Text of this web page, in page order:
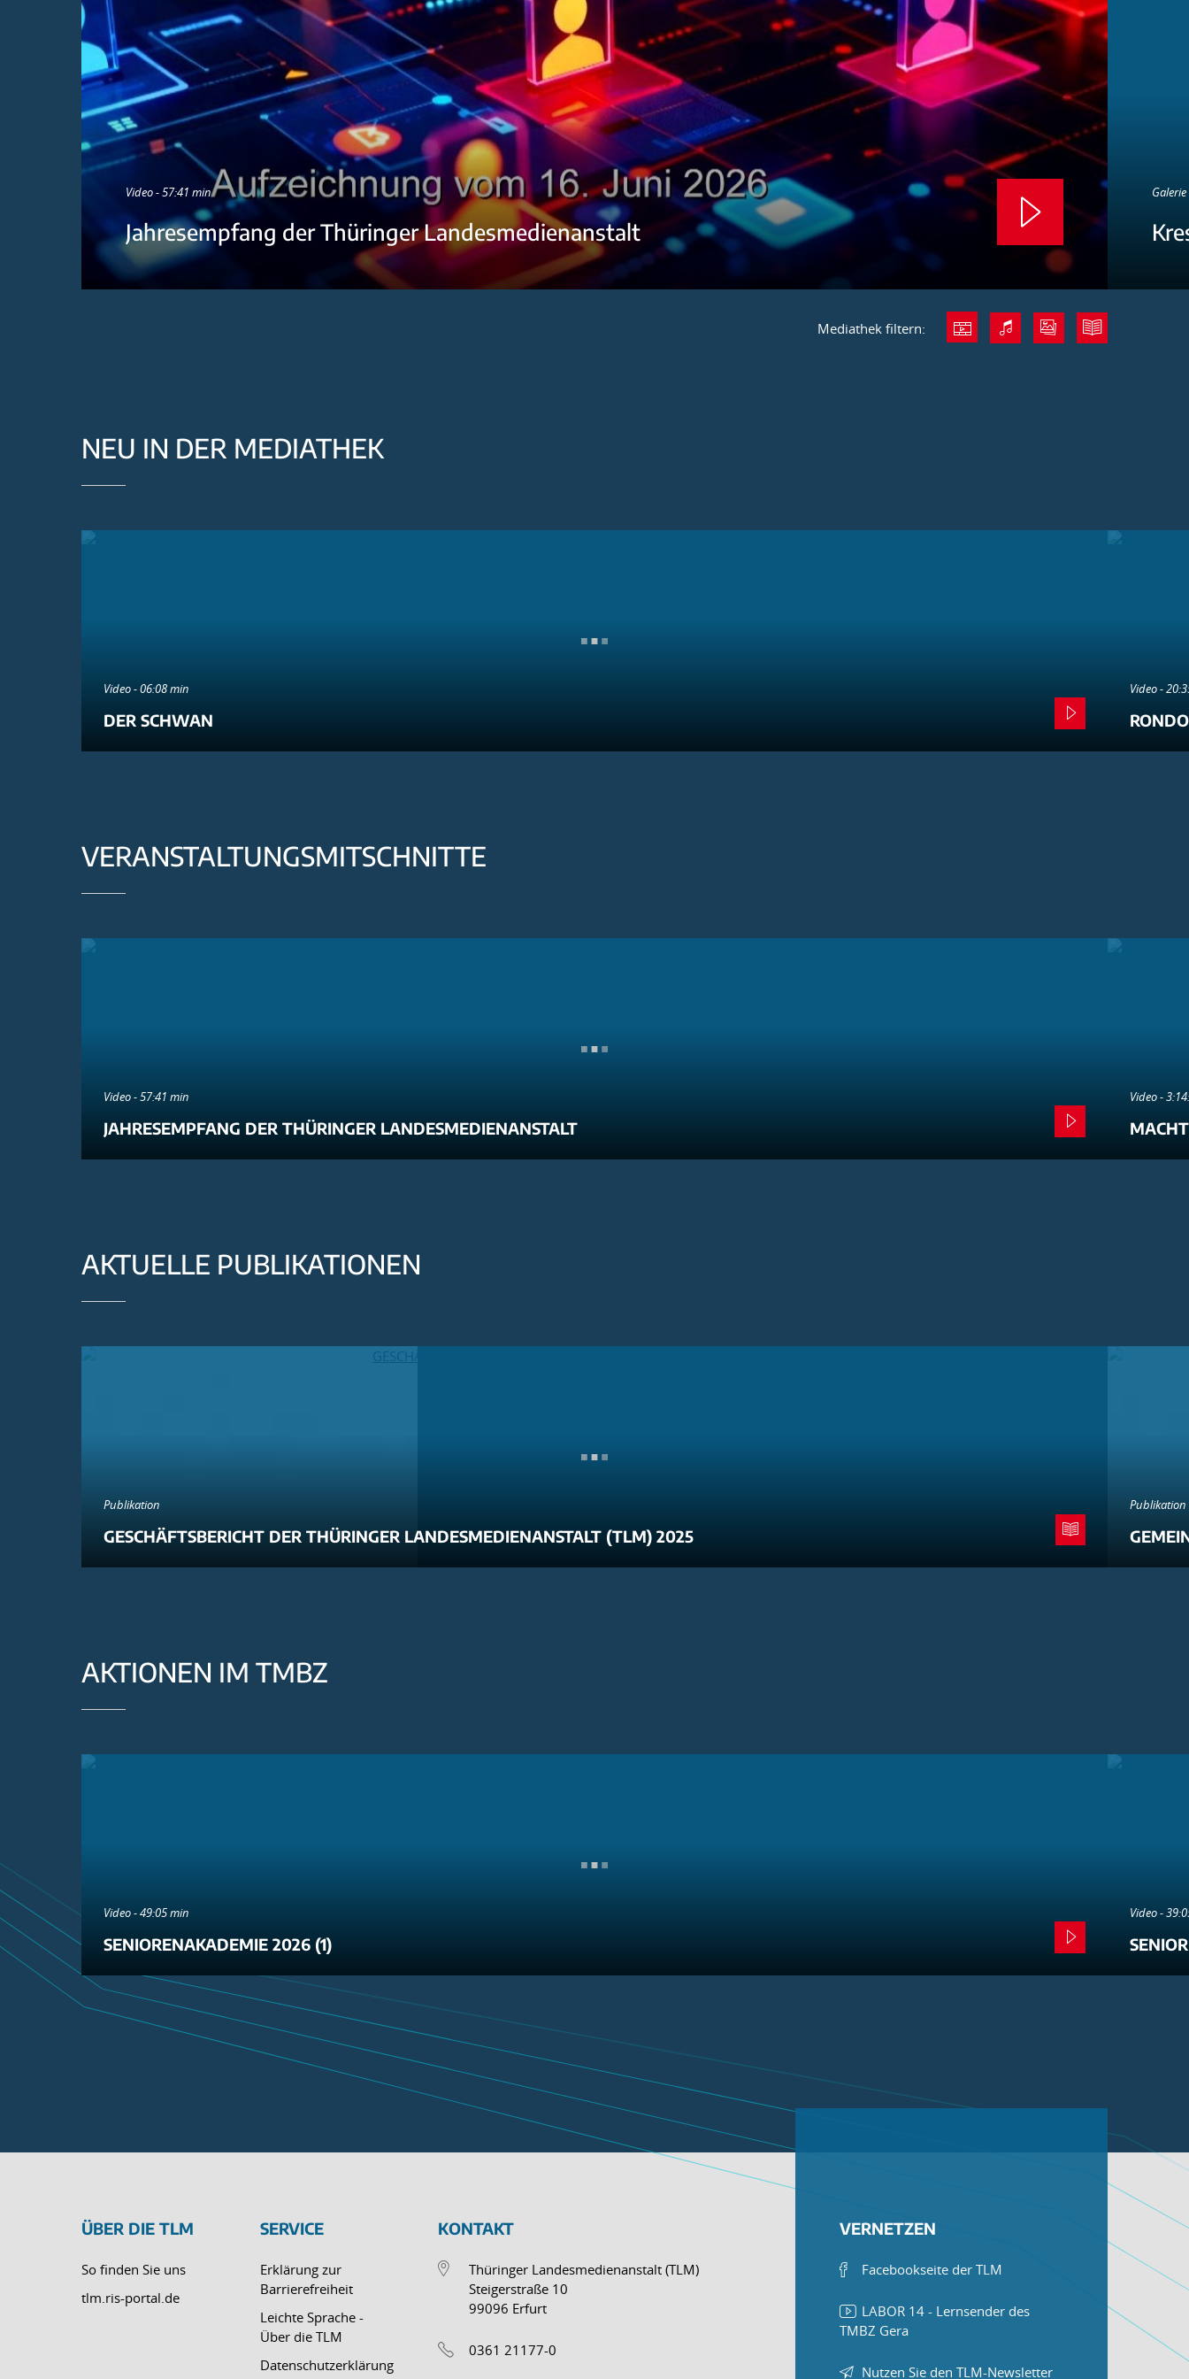
Video - 57:41 min
Jahresempfang der Thüringer Landesmedienanstalt
Mediathek filtern:
NEU IN DER MEDIATHEK
Video - 06:08 min
DER SCHWAN
Video -
VERANSTALTUNGSMITSCHNITTE
Video - 57:41 min
JAHRESEMPFANG DER THÜRINGER LANDESMEDIENANSTALT
Video -
AKTUELLE PUBLIKATIONEN
Publikation
GESCHÄFTSBERICHT DER THÜRINGER LANDESMEDIENANSTALT (TLM) 2025
Publikation
AKTIONEN IM TMBZ
Video - 49:05 min
SENIORENAKADEMIE 2026 (1)
Video -
ÜBER DIE TLM
So finden Sie uns
tlm.ris-portal.de
SERVICE
Erklärung zur
Barrierefreiheit
Leichte Sprache -
Über die TLM
Datenschutzerklärung
KONTAKT
Thüringer Landesmedienanstalt (TLM)
Steigerstraße 10
99096 Erfurt
0361 21177-0
VERNETZEN
Facebookseite der TLM
LABOR 14 - Lernsender des
TMBZ Gera
Nutzen Sie den TLM-Newsletter